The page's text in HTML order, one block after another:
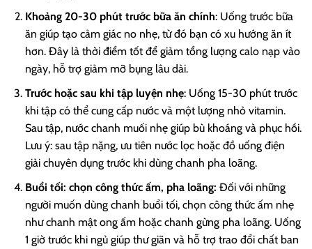
Khoảng 20-30 phút trước bữa ăn chính: Uống trước bữa
ăn giúp tạo cảm giác no nhẹ, từ đó bạn có xu hướng ăn ít
hơn. Đây là thời điểm tốt để giảm tổng lượng calo nạp vào
ngày, hỗ trợ giảm mỡ bụng lâu dài.
Trước hoặc sau khi tập luyện nhẹ: Uống 15-30 phút trước
khi tập có thể cung cấp nước và một lượng nhỏ vitamin.
Sau tập, nước chanh muối nhẹ giúp bù khoáng và phục hồi.
Lưu ý: sau tập nặng, ưu tiên nước lọc hoặc đồ uống điện
giải chuyên dụng trước khi dùng chanh pha loãng.
Buổi tối: chọn công thức ấm, pha loãng: Đối với những
người muốn dùng chanh buổi tối, chọn công thức ấm nhẹ
như chanh mật ong ấm hoặc chanh gừng pha loãng. Uống
1 giờ trước khi ngủ giúp thư giãn và hỗ trợ trao đổi chất ban